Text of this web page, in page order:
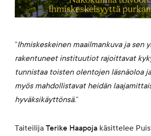
”Ihmiskeskeinen maailmankuva ja sen
rakentuneet instituutiot rajoittavat
tunnistaa toisten olentojen läsnäoloa
myös mahdollistavat heidän
hyväksikäyttönsä.”
Taiteilija Terike Haapoja käsittelee